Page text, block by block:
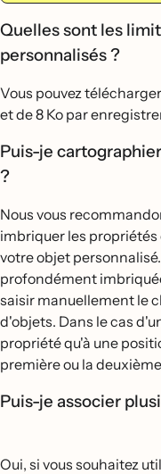
Quelles sont les
personnalisés ?
Vous pouvez
et de 8 Ko par
Puis-je
?
Nous vous
imbriquer les propriétés
votre objet
profondément
saisir manuellement le
d'objets. Dans le cas
propriété qu'à une
première ou la
Puis-je associer
Oui, si vous souhaitez